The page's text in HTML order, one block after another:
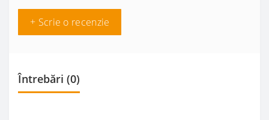
+ Scrie o recenzie
Întrebări (0)